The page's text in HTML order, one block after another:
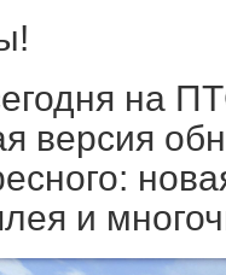
на
версия
и